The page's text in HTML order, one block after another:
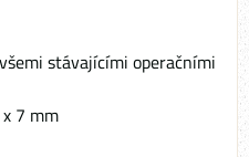
stávajícími operačními
7 mm